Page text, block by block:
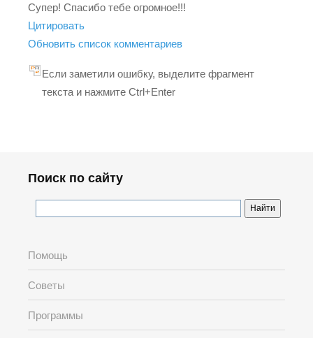
Супер! Спасибо тебе огромное!!!
Цитировать
Обновить список комментариев
Если заметили ошибку, выделите фрагмент
текста и нажмите Ctrl+Enter
Поиск по сайту
Помощь
Советы
Программы